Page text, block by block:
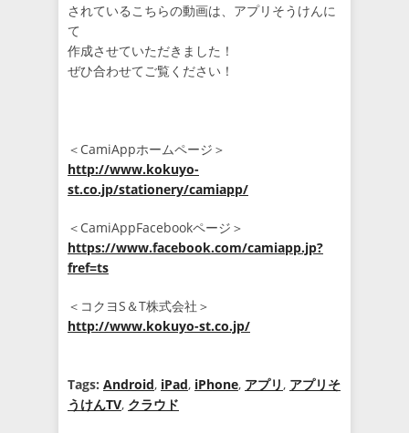
されているこちらの動画は、アプリそうけんに
て
作成させていただきました！
ぜひ合わせてご覧ください！
＜CamiAppホームページ＞
http://www.kokuyo-
st.co.jp/stationery/camiapp/
＜CamiAppFacebookページ＞
https://www.facebook.com/camiapp.jp?
fref=ts
＜コクヨS＆T株式会社＞
http://www.kokuyo-st.co.jp/
Tags: Android, iPad, iPhone, アプリ, アプリそ
うけんTV, クラウド